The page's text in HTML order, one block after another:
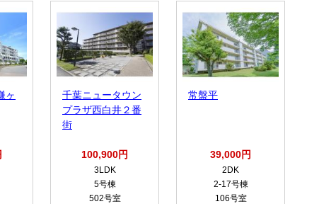
ヶ
千葉ニュータウン
プラザ西白井２番
街
100,900円
3LDK
5号棟
502号室
常盤平
39,000円
2DK
2-17号棟
106号室